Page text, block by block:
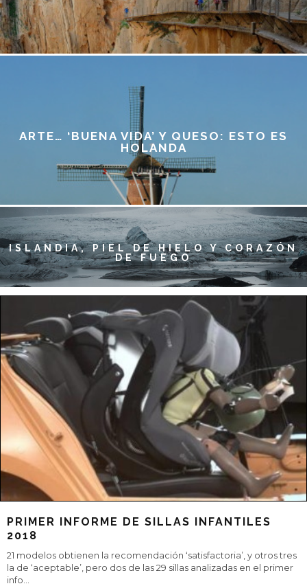
VECES QUE HE TRIUNFADO»
RUTAS QUE TE QUITARÁN EL HIPO
ARTE… ‘BUENA VIDA’ Y QUESO: ESTO ES
HOLANDA
ISLANDIA, PIEL DE HIELO Y CORAZÓN
DE FUEGO